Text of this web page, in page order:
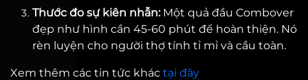
Thước đo sự kiên nhẫn:Một quả đầu Combover
đẹp như hình cần 45-60 phút để hoàn thiện. Nó
rèn luyện cho người thợ tính tỉ mỉ và cầu toàn.
Xem thêm các tin tức khác tại đây